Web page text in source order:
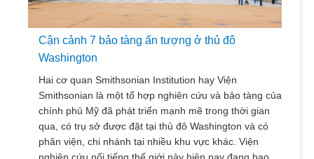
Cận cảnh 7 bảo tàng ấn tượng ở thủ đô
Washington
Hai cơ quan Smithsonian Institution hay Viện
Smithsonian là một tổ hợp nghiên cứu và bảo tàng của
chính phủ Mỹ đã phát triển mạnh mẽ trong thời gian
qua, có trụ sở được đặt tại thủ đô Washington và có
phân viện, chi nhánh tại nhiều khu vực khác. Viện